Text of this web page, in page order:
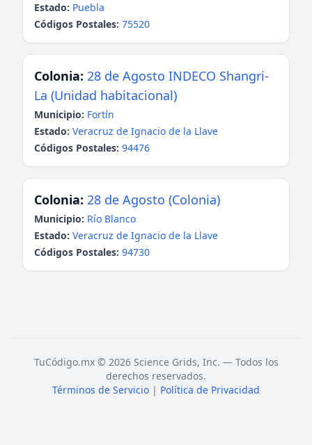
Estado: Puebla
Códigos Postales: 75520
Colonia: 28 de Agosto INDECO Shangri-
La (Unidad habitacional)
Municipio: Fortín
Estado: Veracruz de Ignacio de la Llave
Códigos Postales: 94476
Colonia: 28 de Agosto (Colonia)
Municipio: Río Blanco
Estado: Veracruz de Ignacio de la Llave
Códigos Postales: 94730
TuCódigo.mx © 2026 Science Grids, Inc. — Todos los
derechos reservados.
Términos de Servicio | Política de Privacidad